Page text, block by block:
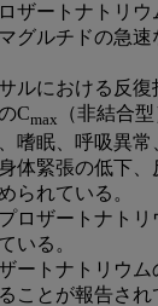
ザートナトリ
グルチドの急速
ルにおける反
Cmax
（非結合
嗜眠、呼吸異
体緊張の低下
られている。
ロザートナト
いる。
ートナトリウ
ことが報告さ